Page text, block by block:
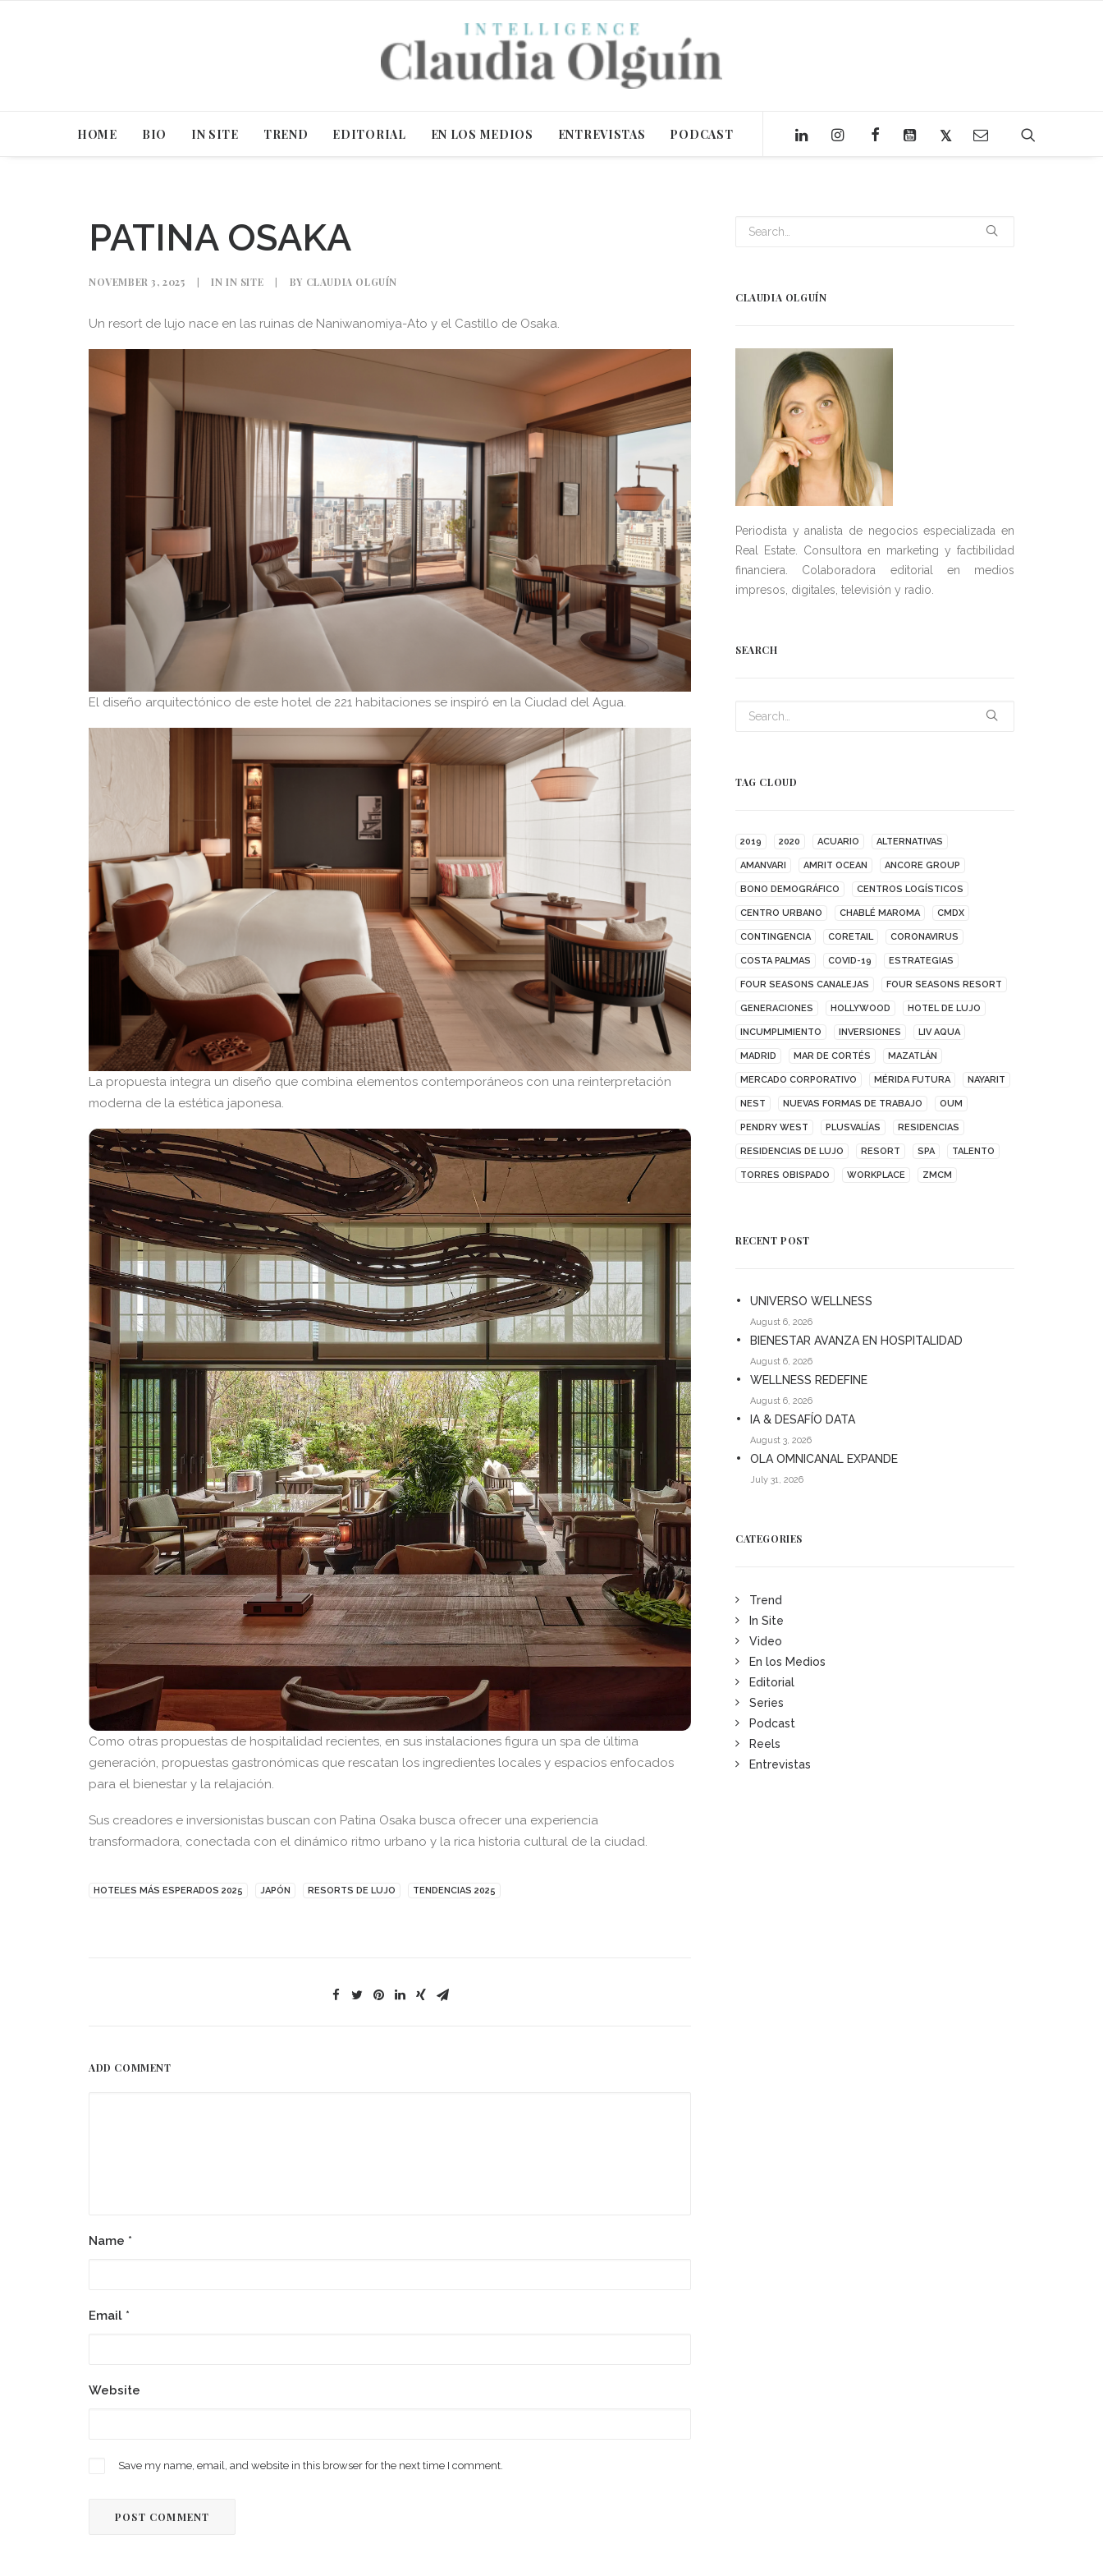
HOME BIO IN SITE TREND EDITORIAL EN LOS MEDIOS ENTREVISTAS PODCAST
PATINA OSAKA
NOVEMBER 3, 2025 | ININ SITE | BY CLAUDIA OLGUÍN
Un resort de lujo nace en las ruinas de Naniwanomiya-Ato y el Castillo de Osaka.
El diseño arquitectónico de este hotel de 221 habitaciones se inspiró en la Ciudad del Agua.
La propuesta integra un diseño que combina elementos contemporáneos con una reinterpretación
moderna de la estética japonesa.
Como otras propuestas de hospitalidad recientes, en sus instalaciones figura un spa de última
generación, propuestas gastronómicas que rescatan los ingredientes locales y espacios enfocados
para el bienestar y la relajación.
Sus creadores e inversionistas buscan con Patina Osaka busca ofrecer una experiencia
transformadora, conectada con el dinámico ritmo urbano y la rica historia cultural de la ciudad.
HOTELES MÁS ESPERADOS 2025 JAPÓN RESORTS DE LUJO TENDENCIAS 2025
ADD COMMENT
Name *
Email *
Website
Save my name, email, and website in this browser for the next time I comment.
CLAUDIA OLGUÍN
Periodista y analista de negocios especializada en
Real Estate. Consultora en marketing y factibilidad
financiera. Colaboradora editorial en medios
impresos, digitales, televisión y radio.
SEARCH
TAG CLOUD
2019 2020 ACUARIO ALTERNATIVAS
AMANVARI AMRIT OCEAN ANCORE GROUP
BONO DEMOGRÁFICO CENTROS LOGÍSTICOS
CENTRO URBANO CHABLÉ MAROMA CMDX
CONTINGENCIA CORETAIL CORONAVIRUS
COSTA PALMAS COVID-19 ESTRATEGIAS
FOUR SEASONS CANALEJAS FOUR SEASONS RESORT
GENERACIONES HOLLYWOOD HOTEL DE LUJO
INCUMPLIMIENTO INVERSIONES LIV AQUA
MADRID MAR DE CORTÉS MAZATLÁN
MERCADO CORPORATIVO MÉRIDA FUTURA NAYARIT
NEST NUEVAS FORMAS DE TRABAJO OUM
PENDRY WEST PLUSVALÍAS RESIDENCIAS
RESIDENCIAS DE LUJO RESORT SPA TALENTO
TORRES OBISPADO WORKPLACE ZMCM
RECENT POST
UNIVERSO WELLNESS
August 6, 2026
BIENESTAR AVANZA EN HOSPITALIDAD
August 6, 2026
WELLNESS REDEFINE
August 6, 2026
IA & DESAFÍO DATA
August 3, 2026
OLA OMNICANAL EXPANDE
July 31, 2026
CATEGORIES
Trend
In Site
Video
En los Medios
Editorial
Series
Podcast
Reels
Entrevistas